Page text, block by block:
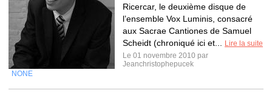
Ricercar, le deuxième disque de
l’ensemble Vox Luminis, consacré
aux Sacrae Cantiones de Samuel
Scheidt (chroniqué ici et...
Lire la suite
Le 01 novembre 2010 par
Jeanchristophepucek
NONE